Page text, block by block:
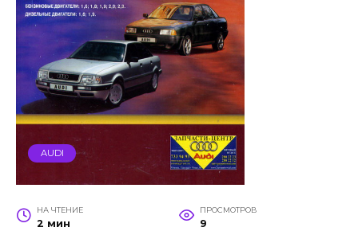
AUDI
НА ЧТЕНИЕ
2 мин
ПРОСМОТРОВ
9